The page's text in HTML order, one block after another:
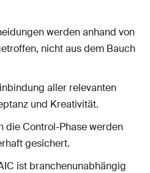
werden anhand von
nicht aus dem Bauch
aller relevanten
und Kreativität.
die Control-Phase werden
gesichert.
ist branchenunabhängig